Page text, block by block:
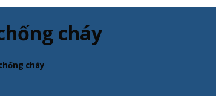
cháy
cháy